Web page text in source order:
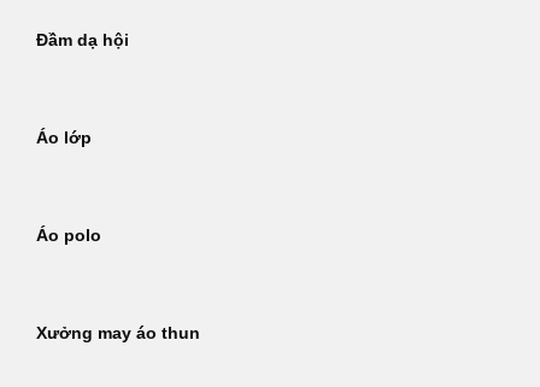
Đầm dạ hội
Áo lớp
Áo polo
Xưởng may áo thun